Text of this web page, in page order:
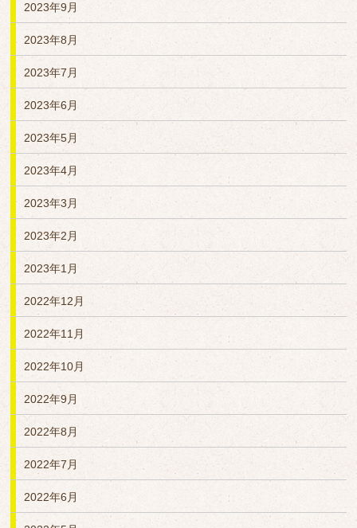
2023年9月
2023年8月
2023年7月
2023年6月
2023年5月
2023年4月
2023年3月
2023年2月
2023年1月
2022年12月
2022年11月
2022年10月
2022年9月
2022年8月
2022年7月
2022年6月